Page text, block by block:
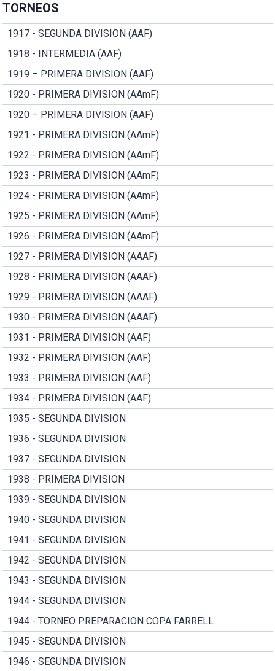
TORNEOS
1917 - SEGUNDA DIVISION (AAF)
1918 - INTERMEDIA (AAF)
1919 – PRIMERA DIVISION (AAF)
1920 - PRIMERA DIVISION (AAmF)
1920 – PRIMERA DIVISION (AAF)
1921 - PRIMERA DIVISION (AAmF)
1922 - PRIMERA DIVISION (AAmF)
1923 - PRIMERA DIVISION (AAmF)
1924 - PRIMERA DIVISION (AAmF)
1925 - PRIMERA DIVISION (AAmF)
1926 - PRIMERA DIVISION (AAmF)
1927 - PRIMERA DIVISION (AAAF)
1928 - PRIMERA DIVISION (AAAF)
1929 - PRIMERA DIVISION (AAAF)
1930 - PRIMERA DIVISION (AAAF)
1931 - PRIMERA DIVISION (AAF)
1932 - PRIMERA DIVISION (AAF)
1933 - PRIMERA DIVISION (AAF)
1934 - PRIMERA DIVISION (AAF)
1935 - SEGUNDA DIVISION
1936 - SEGUNDA DIVISION
1937 - SEGUNDA DIVISION
1938 - PRIMERA DIVISION
1939 - SEGUNDA DIVISION
1940 - SEGUNDA DIVISION
1941 - SEGUNDA DIVISION
1942 - SEGUNDA DIVISION
1943 - SEGUNDA DIVISION
1944 - SEGUNDA DIVISION
1944 - TORNEO PREPARACION COPA FARRELL
1945 - SEGUNDA DIVISION
1946 - SEGUNDA DIVISION